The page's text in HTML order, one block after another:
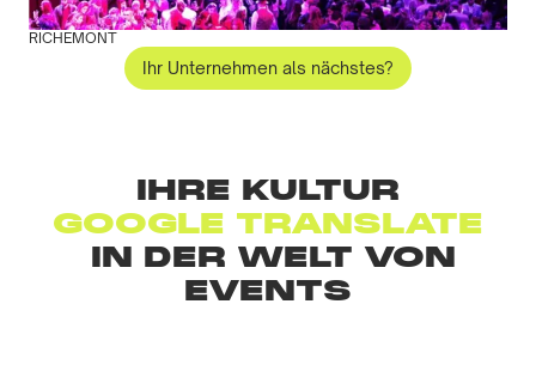
RICHEMONT
Ihr Unternehmen als nächstes?
IHRE KULTUR
‍GOOGLE TRANSLATE
IN DER WELT VON
EVENTS